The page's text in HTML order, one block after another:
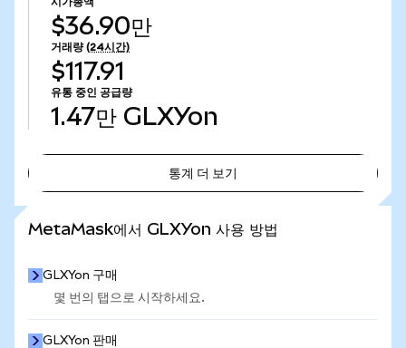
$36.90만
거래량 (24시간)
$117.91
유통 중인 공급량
1.47만 GLXYon
통계 더 보기
MetaMask에서 GLXYon 사용 방법
GLXYon 구매
몇 번의 탭으로 시작하세요.
GLXYon 판매